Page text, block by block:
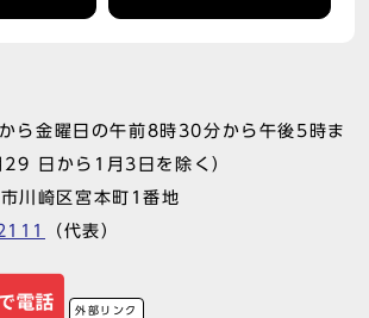
ら金曜日の午前8時30分から午後5時ま
日から1月3日を除く）
川崎区宮本町1番地
（代表）
外部リンク